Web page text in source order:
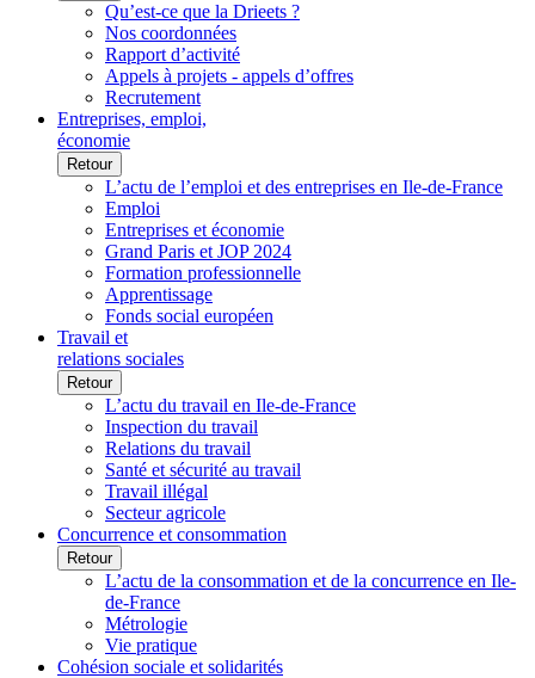
Qu’est-ce que la Drieets ?
Nos coordonnées
Rapport d’activité
Appels à projets - appels d’offres
Recrutement
Entreprises, emploi,
économie
Retour
L’actu de l’emploi et des entreprises en Ile-de-France
Emploi
Entreprises et économie
Grand Paris et JOP 2024
Formation professionnelle
Apprentissage
Fonds social européen
Travail et
relations sociales
Retour
L’actu du travail en Ile-de-France
Inspection du travail
Relations du travail
Santé et sécurité au travail
Travail illégal
Secteur agricole
Concurrence et consommation
Retour
L’actu de la consommation et de la concurrence en Ile-
de-France
Métrologie
Vie pratique
Cohésion sociale et solidarités